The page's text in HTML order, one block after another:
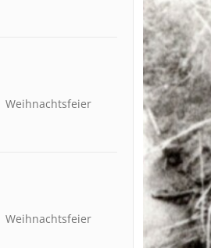
Weihnachtsfeier
Weihnachtsfeier